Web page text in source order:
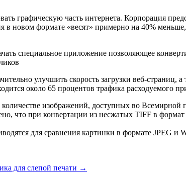
графическую часть интернета. Корпорация
в новом формате «весят» примерно на 40%
специальное приложение позволяющее
улучшить скорость загрузки веб-
около 65 процентов трафика расходуемого
изображений, доступных во
что при конвертации из несжатых TIFF в
для сравнения картинки в формате JPEG и
для слепой печати →